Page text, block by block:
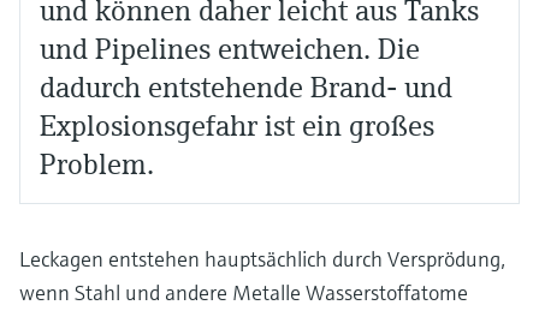
und können daher leicht aus Tanks
und Pipelines entweichen. Die
dadurch entstehende Brand- und
Explosionsgefahr ist ein großes
Problem.
Leckagen entstehen hauptsächlich durch Versprödung,
wenn Stahl und andere Metalle Wasserstoffatome